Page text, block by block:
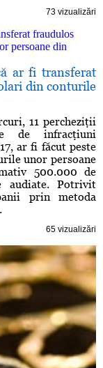
73 vizualizări
ar fi transferat
din conturile
11 percheziţii
de infracţiuni
ar fi făcut peste
unor persoane
500.000 de
audiate. Potrivit
prin metoda
65 vizualizări